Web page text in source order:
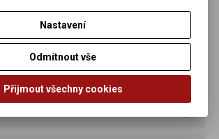
Nastavení
Odmítnout vše
Přijmout všechny cookies